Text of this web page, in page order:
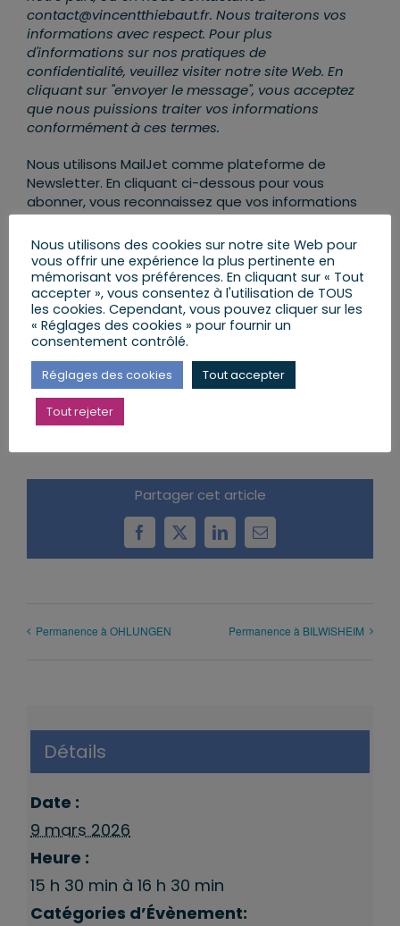
contact@vincentthiebaut.fr. Nous traiterons vos
informations avec respect. Pour plus
d'informations sur nos pratiques de
confidentialité, veuillez visiter notre site Web. En
cliquant sur "envoyer le message", vous acceptez
que nous puissions traiter vos informations
conformément à ces termes.
Nous utilisons MailJet comme plateforme de
Newsletter. En cliquant ci-dessous pour vous
abonner, vous reconnaissez que vos informations
seront transférées et traitées par MailJet. Pour
en savoir plus sur les pratiques de confidentialité
de MailJet,rendez-vous ICI .
AJOUTER AU CALENDRIER
Partager cet article
Facebook
X LinkedInEmail
Permanence à OHLUNGEN Permanence à BILWISHEIM
Détails
Date :
9 mars 2026
Heure :
15 h 30 min à 16 h 30 min
Catégories d’Évènement:
Nous utilisons des cookies sur notre site Web pour
vous offrir une expérience la plus pertinente en
mémorisant vos préférences. En cliquant sur « Tout
accepter », vous consentez à l'utilisation de TOUS
les cookies. Cependant, vous pouvez cliquer sur les
« Réglages des cookies » pour fournir un
consentement contrôlé.
Réglages des cookies Tout accepter
Tout rejeter